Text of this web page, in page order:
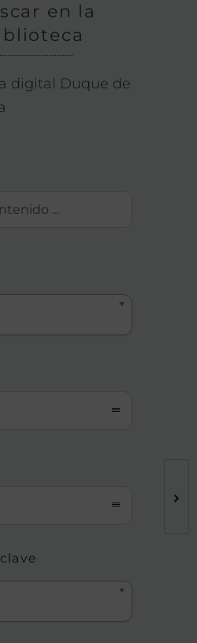
en la
digital Duque de